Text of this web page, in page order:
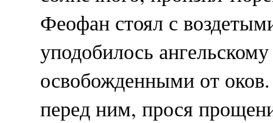
Феофан стоял с
уподобилось
освобожденными от
перед ним, прося